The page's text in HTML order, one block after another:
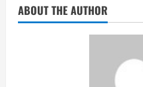
ABOUT THE AUTHOR